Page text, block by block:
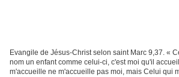
Evangile de Jésus-Christ selon saint Marc 9,37. «
nom un enfant comme celui-ci, c'est moi qu'il
m'accueille ne m'accueille pas moi, mais Celui qui